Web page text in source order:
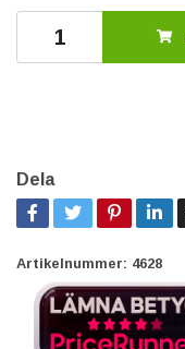
Dela
Artikelnummer: 4628